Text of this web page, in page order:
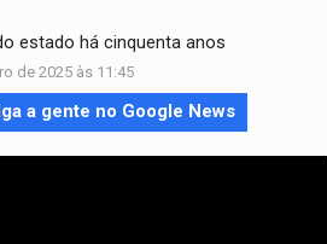
estado há cinquenta anos
de 2025 às 11:45
a gente no Google News